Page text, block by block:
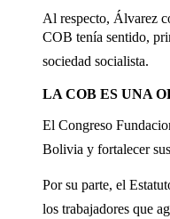
Al respecto, Álvarez
COB tenía sentido,
sociedad socialista.
LA COB ES UNA
El Congreso
Bolivia y fortalecer
Por su parte, el
los trabajadores que